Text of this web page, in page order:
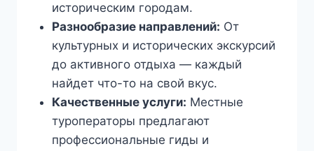
историческим городам.
Разнообразие направлений: От
культурных и исторических экскурсий
до активного отдыха — каждый
найдет что-то на свой вкус.
Качественные услуги: Местные
туроператоры предлагают
профессиональные гиды и